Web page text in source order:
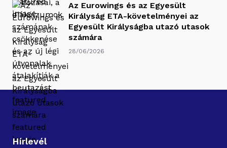
Az Eurowings és az Egyesült
Királyság ETA-követelményei az
Egyesült Királyságba utazó utasok
számára
28/06/2026
Hírlevél